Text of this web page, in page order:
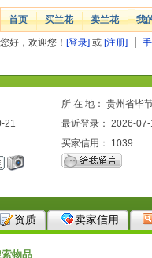
首页 买兰花 卖兰花 我
您好，欢迎您！ [登录] 或 [注册]
所 在 地： 贵州省毕
区
21
最近登录： 2026-
买家信用： 1039
资质 卖家信用
物品